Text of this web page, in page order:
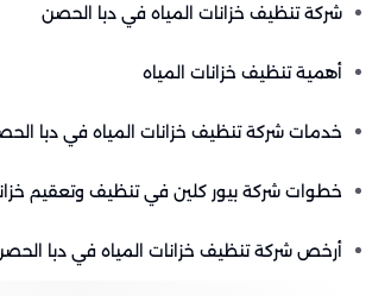
شركة تنظيف خزانات المياه في دبا الحصن
أهمية تنظيف خزانات المياه
خدمات شركة تنظيف خزانات المياه في دبا
خطوات شركة بيور كلين في تنظيف وتعقيم
أرخص شركة تنظيف خزانات المياه في دبا